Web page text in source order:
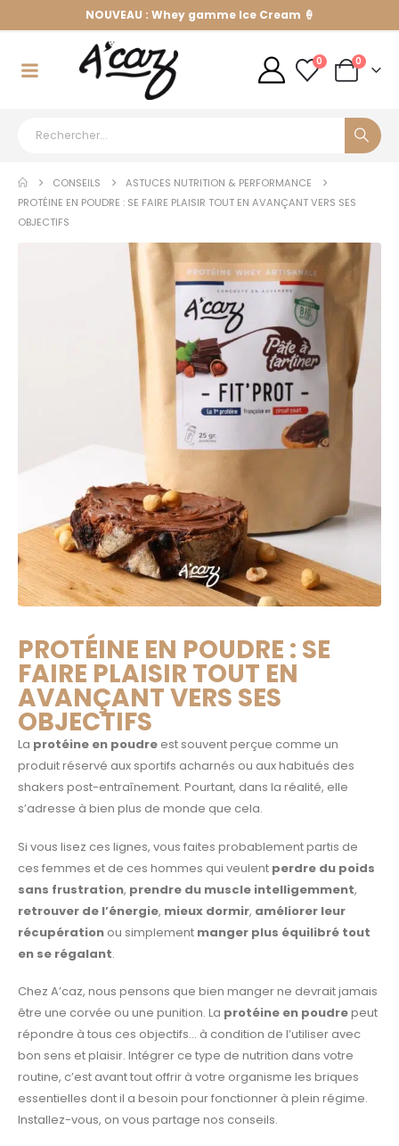
NOUVEAU : Whey gamme Ice Cream 🍦
0 0
CONSEILS
ASTUCES NUTRITION & PERFORMANCE
PROTÉINE EN POUDRE : SE FAIRE PLAISIR TOUT EN AVANÇANT VERS SES
OBJECTIFS
PROTÉINE EN POUDRE : SE
FAIRE PLAISIR TOUT EN
AVANÇANT VERS SES
OBJECTIFS
La protéine en poudre est souvent perçue comme un
produit réservé aux sportifs acharnés ou aux habitués des
shakers post-entraînement. Pourtant, dans la réalité, elle
s’adresse à bien plus de monde que cela.
Si vous lisez ces lignes, vous faites probablement partis de
ces femmes et de ces hommes qui veulent perdre du poids
sans frustration, prendre du muscle intelligemment,
retrouver de l’énergie, mieux dormir, améliorer leur
récupération ou simplement manger plus équilibré tout
en se régalant.
Chez A’caz, nous pensons que bien manger ne devrait jamais
être une corvée ou une punition. La protéine en poudrepeut
répondre à tous ces objectifs… à condition de l’utiliser avec
bon sens et plaisir. Intégrer ce type de nutrition dans votre
routine, c’est avant tout offrir à votre organisme les briques
essentielles dont il a besoin pour fonctionner à plein régime.
Installez-vous, on vous partage nos conseils.